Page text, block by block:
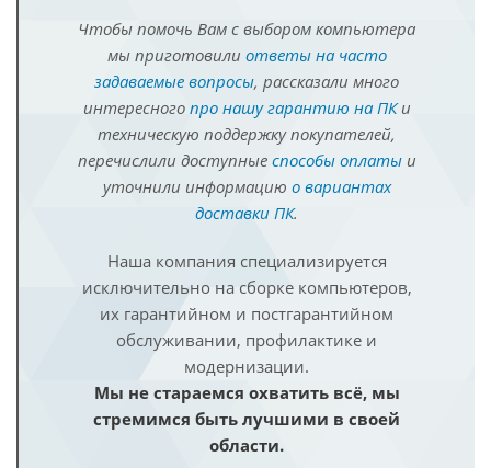
Чтобы помочь Вам с выбором компьютера
мы приготовили ответы на часто
задаваемые вопросы, рассказали много
интересного про нашу гарантию на ПКи
техническую поддержку покупателей,
перечислили доступные способы оплатыи
уточнили информацию о вариантах
доставки ПК.
Наша компания специализируется
исключительно на сборке компьютеров,
их гарантийном и постгарантийном
обслуживании, профилактике и
модернизации.
Мы не стараемся охватить всё, мы
стремимся быть лучшими в своей
области.